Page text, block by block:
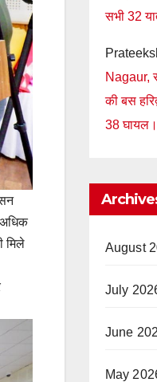
मिले
सभी 32
Nagaur,
की बस
38 घायल।
August
July
June
May